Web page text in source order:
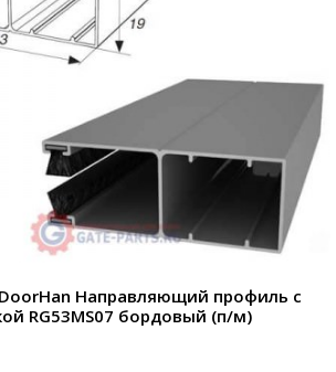
DoorHan Направляющий профиль с
RG53MS07 бордовый (п/м)